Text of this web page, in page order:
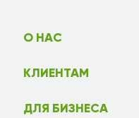
О НАС
КЛИЕНТАМ
ДЛЯ БИЗНЕСА